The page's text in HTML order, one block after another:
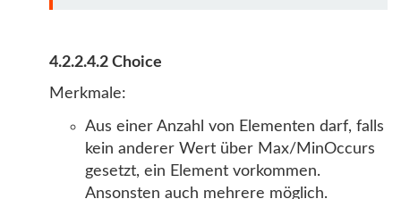
4.2.2.4.2 Choice
Merkmale:
Aus einer Anzahl von Elementen darf, falls
kein anderer Wert über Max/MinOccurs
gesetzt, ein Element vorkommen.
Ansonsten auch mehrere möglich.